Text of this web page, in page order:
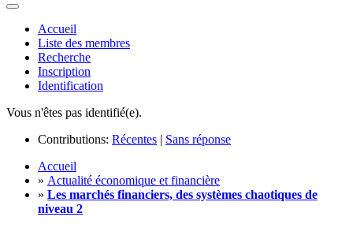
Accueil
Liste des membres
Recherche
Inscription
Identification
Vous n'êtes pas identifié(e).
Contributions: Récentes | Sans réponse
Accueil
» Actualité économique et financière
» Les marchés financiers, des systèmes chaotiques de
niveau 2